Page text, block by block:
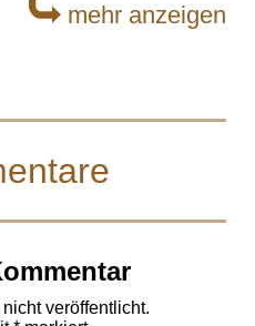
mehr anzeigen
veröffentlicht.